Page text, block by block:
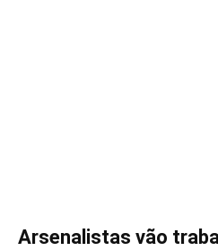
Arsenalistas vão